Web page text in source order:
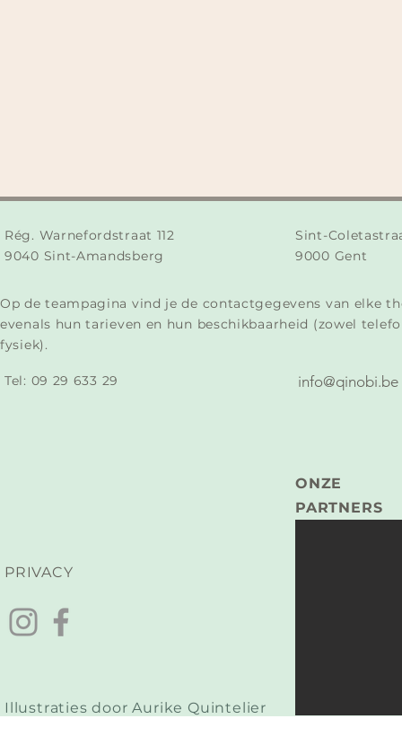
Rég. Warnefordstraat 112
9040 Sint-Amandsberg
Sint-
9000 Gent
Op de teampagina vind je de contactgegevens van elke
evenals hun tarieven en hun beschikbaarheid (zowel
fysiek).
Tel: 09 29 633 29​ info@qinobi.be
ONZE
PARTNERS
PRIVACY
Illustraties door Aurike Quintelier